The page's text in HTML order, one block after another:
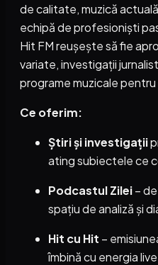
de calitate, muzică
echipă de profesioniști
Hit FM reușește să fie
variate, investigații
programe muzicale
Ce oferim:
Știri și investigații
ating subiectele ce
Podcastul Zilei–
spațiu de analiză și
Hit cu Hit –
îmbină cu energia